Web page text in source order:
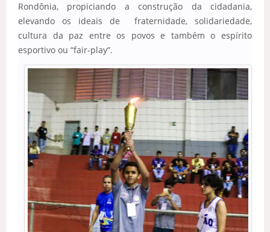
Rondônia, propiciando a construção da cidadania,
elevando os ideais de fraternidade, solidariedade,
cultura da paz entre os povos e também o espírito
esportivo ou “fair-play”.